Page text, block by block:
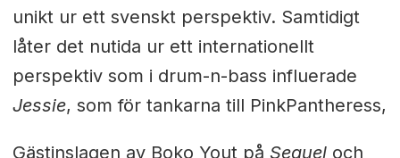
unikt ur ett svenskt perspektiv. Samtidigt
låter det nutida ur ett internationellt
perspektiv som i drum-n-bass influerade
Jessie, som för tankarna till PinkPantheress,
Gästinslagen av Boko Yout på Sequeloch